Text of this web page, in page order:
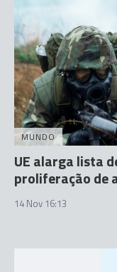
MUNDO
UE alarga lista
proliferação de
14 Nov 16:13